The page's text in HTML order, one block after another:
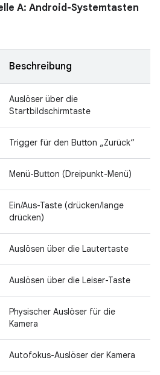
A: Android-Systemtasten
Beschreibung
Auslöser über die
Startbildschirmtaste
Trigger für den Button „Zurück“
Menü-Button (Dreipunkt-Menü)
Ein/Aus-Taste (drücken/lange
drücken)
Auslösen über die Lautertaste
Auslösen über die Leiser-Taste
Physischer Auslöser für die
Kamera
Autofokus-Auslöser der Kamera